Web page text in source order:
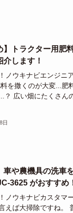
】トラクター用肥
介します！
ノウキナビエンジニ
を撒くのが大変...肥
？ 広い畑にたくさん
日
車や農機具の洗車
3625 がおすすめ
ノウキナビカスタマ
えば大掃除ですね。